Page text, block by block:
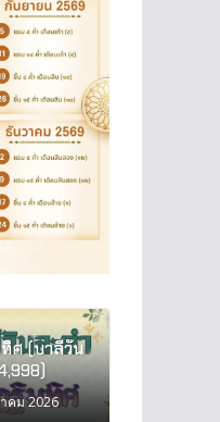
ศ (บาลีวัน
คม 2026